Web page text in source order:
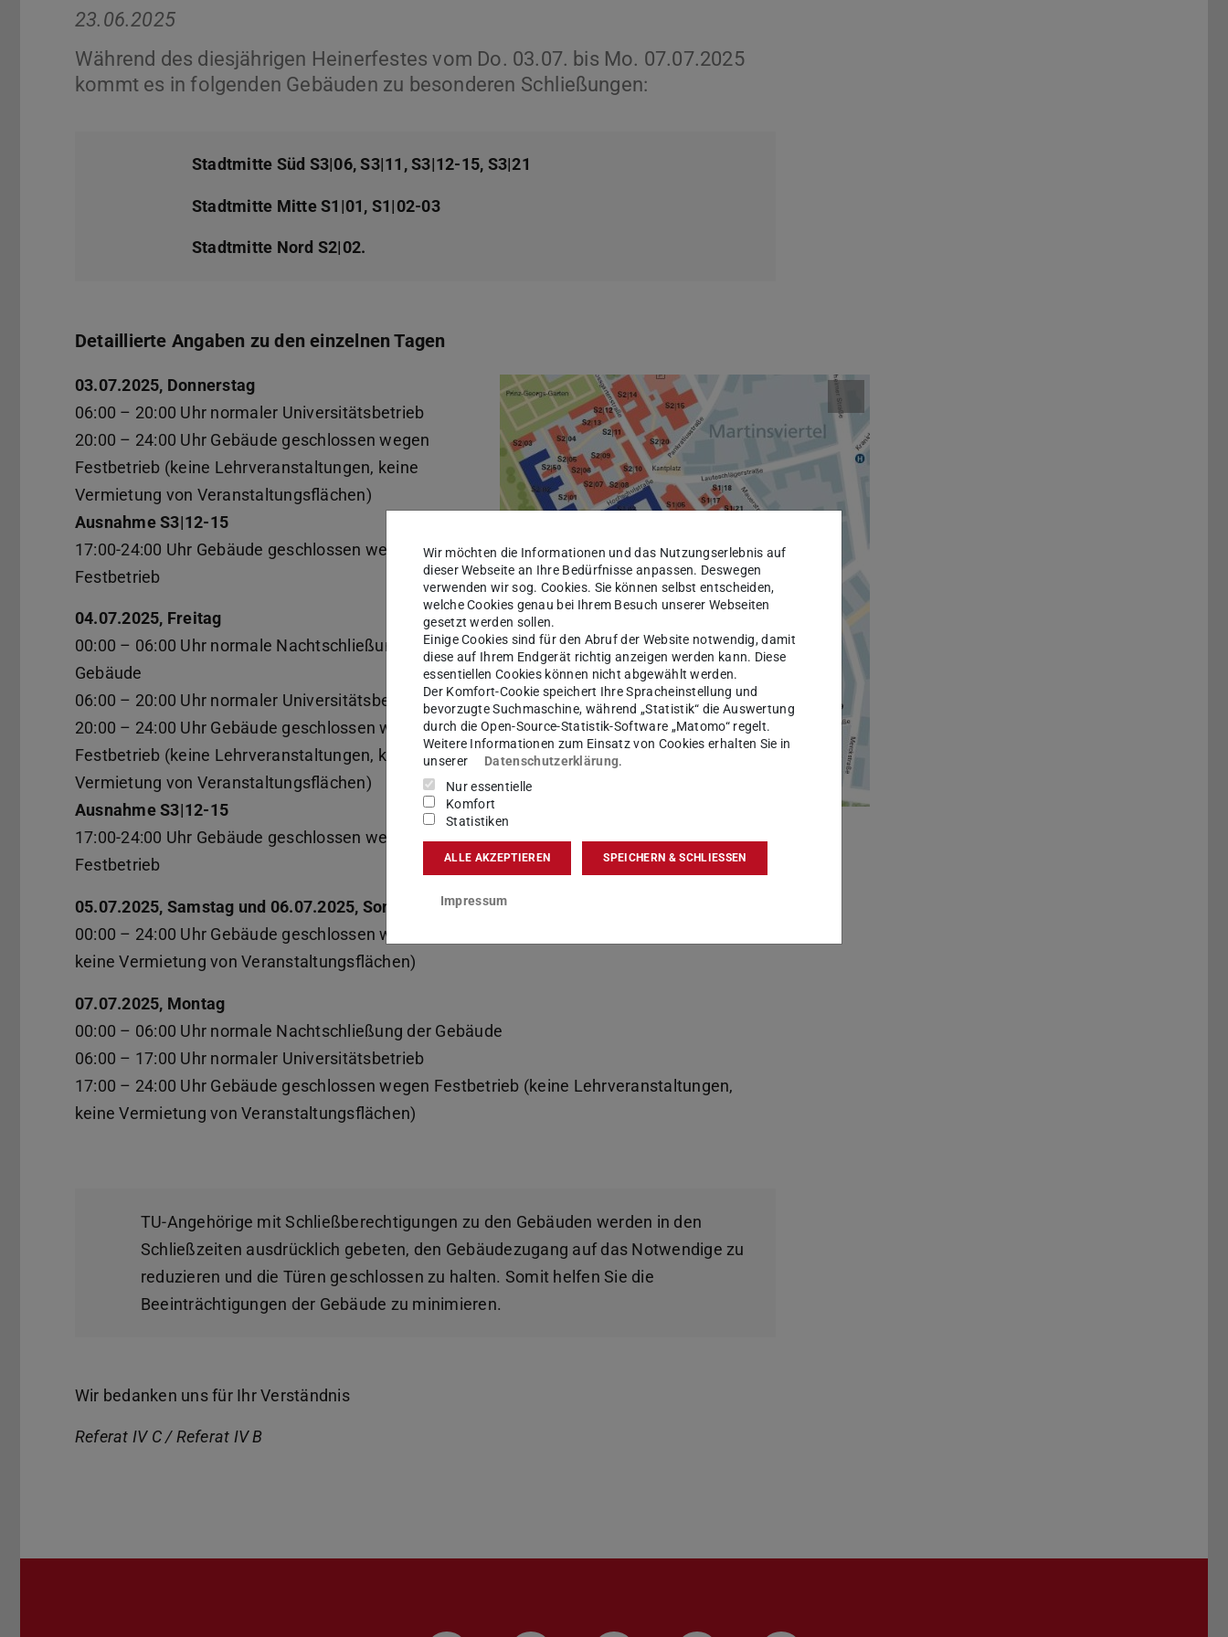
23.06.2025
Während des diesjährigen Heinerfestes vom Do. 03.07. bis Mo. 07.07.2025
kommt es in folgenden Gebäuden zu besonderen Schließungen:
Stadtmitte Süd S3|06, S3|11, S3|12-15, S3|21
Stadtmitte Mitte S1|01, S1|02-03
Stadtmitte Nord S2|02.
Detaillierte Angaben zu den einzelnen Tagen
Gebäudeplan Campus Stadtmitte
03.07.2025, Donnerstag
06:00 – 20:00 Uhr normaler Universitätsbetrieb
20:00 – 24:00 Uhr Gebäude geschlossen wegen
Festbetrieb (keine Lehrveranstaltungen, keine
Vermietung von Veranstaltungsflächen)
Ausnahme S3|12-15
17:00-24:00 Uhr Gebäude geschlossen wegen
Festbetrieb
04.07.2025, Freitag
00:00 – 06:00 Uhr normale Nachtschließung der
Gebäude
06:00 – 20:00 Uhr normaler Universitätsbetrieb
20:00 – 24:00 Uhr Gebäude geschlossen wegen
Festbetrieb (keine Lehrveranstaltungen, keine
Vermietung von Veranstaltungsflächen)
Ausnahme S3|12-15
17:00-24:00 Uhr Gebäude geschlossen wegen
Festbetrieb
05.07.2025, Samstag und 06.07.2025, Sonntag
00:00 – 24:00 Uhr Gebäude geschlossen wegen Festbetrieb (keine Lehrveranstaltungen,
keine Vermietung von Veranstaltungsflächen)
07.07.2025, Montag
00:00 – 06:00 Uhr normale Nachtschließung der Gebäude
06:00 – 17:00 Uhr normaler Universitätsbetrieb
17:00 – 24:00 Uhr Gebäude geschlossen wegen Festbetrieb (keine Lehrveranstaltungen,
keine Vermietung von Veranstaltungsflächen)
TU-Angehörige mit Schließberechtigungen zu den Gebäuden werden in den
Schließzeiten ausdrücklich gebeten, den Gebäudezugang auf das Notwendige zu
reduzieren und die Türen geschlossen zu halten. Somit helfen Sie die
Beeinträchtigungen der Gebäude zu minimieren.
Wir bedanken uns für Ihr Verständnis
Referat IV C / Referat IV B
Wir möchten die Informationen und das Nutzungserlebnis auf
dieser Webseite an Ihre Bedürfnisse anpassen. Deswegen
verwenden wir sog. Cookies. Sie können selbst entscheiden,
welche Cookies genau bei Ihrem Besuch unserer Webseiten
gesetzt werden sollen.
Einige Cookies sind für den Abruf der Website notwendig, damit
diese auf Ihrem Endgerät richtig anzeigen werden kann. Diese
essentiellen Cookies können nicht abgewählt werden.
Der Komfort-Cookie speichert Ihre Spracheinstellung und
bevorzugte Suchmaschine, während „Statistik“ die Auswertung
durch die Open-Source-Statistik-Software „Matomo“ regelt.
Weitere Informationen zum Einsatz von Cookies erhalten Sie in
unserer
Datenschutzerklärung.
Nur essentielle
Komfort
Statistiken
ALLE AKZEPTIEREN SPEICHERN & SCHLIESSEN
Impressum